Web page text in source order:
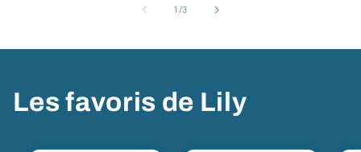
1 /de
3
Les favoris de Lily